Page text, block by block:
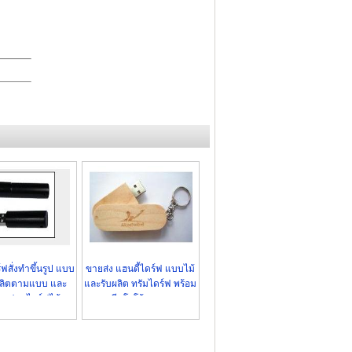
สั่งทำขึ้นรูป แบบ
ตตามแบบ และ
แฟลชไดร์ฟไม้
ขายส่ง แฮนดี้ไดร์ฟ แบบไม้
และรับผลิต ทรัมไดร์ฟ พร้อม
สกรีนโลโก้ ราคาถูก